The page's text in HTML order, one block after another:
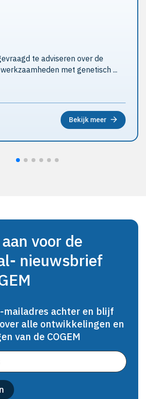
te adviseren over de
met genetisch ...
Bekijk meer
voor de
nieuwsbrief
mailadres achter en blijf
alle ontwikkelingen en
van de COGEM